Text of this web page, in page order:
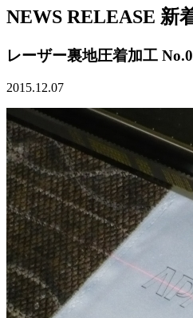
NEWS RELEASE 新
レーザー裏地圧着加工
2015.12.07